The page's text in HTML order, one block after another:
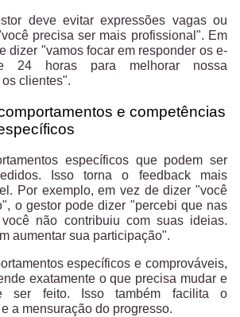
deve evitar expressões vagas ou
precisa ser mais profissional". Em
dizer "vamos focar em responder os e-
24 horas para melhorar nossa
clientes".
e competências
específicos que podem ser
Isso torna o feedback mais
Por exemplo, em vez de dizer "você
o gestor pode dizer "percebi que nas
não contribuiu com suas ideias.
aumentar sua participação".
específicos e comprováveis,
exatamente o que precisa mudar e
ser feito. Isso também facilita o
a mensuração do progresso.